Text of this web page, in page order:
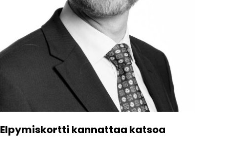
Elpymiskortti kannattaa katsoa